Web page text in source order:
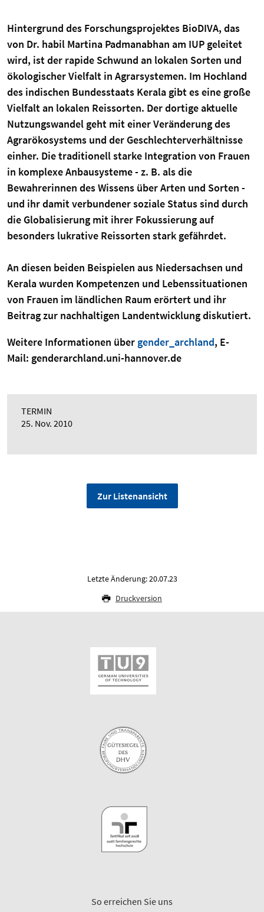
Hintergrund des Forschungsprojektes BioDIVA, das
von Dr. habil Martina Padmanabhan am IUP geleitet
wird, ist der rapide Schwund an lokalen Sorten und
ökologischer Vielfalt in Agrarsystemen. Im Hochland
des indischen Bundesstaats Kerala gibt es eine große
Vielfalt an lokalen Reissorten. Der dortige aktuelle
Nutzungswandel geht mit einer Veränderung des
Agrarökosystems und der Geschlechterverhältnisse
einher. Die traditionell starke Integration von Frauen
in komplexe Anbausysteme - z. B. als die
Bewahrerinnen des Wissens über Arten und Sorten -
und ihr damit verbundener soziale Status sind durch
die Globalisierung mit ihrer Fokussierung auf
besonders lukrative Reissorten stark gefährdet.
An diesen beiden Beispielen aus Niedersachsen und
Kerala wurden Kompetenzen und Lebenssituationen
von Frauen im ländlichen Raum erörtert und ihr
Beitrag zur nachhaltigen Landentwicklung diskutiert.
Weitere Informationen über gender_archland, E-
Mail: genderarchland.uni-hannover.de
TERMIN
25. Nov. 2010
Zur Listenansicht
Letzte Änderung: 20.07.23
Druckversion
So erreichen Sie uns